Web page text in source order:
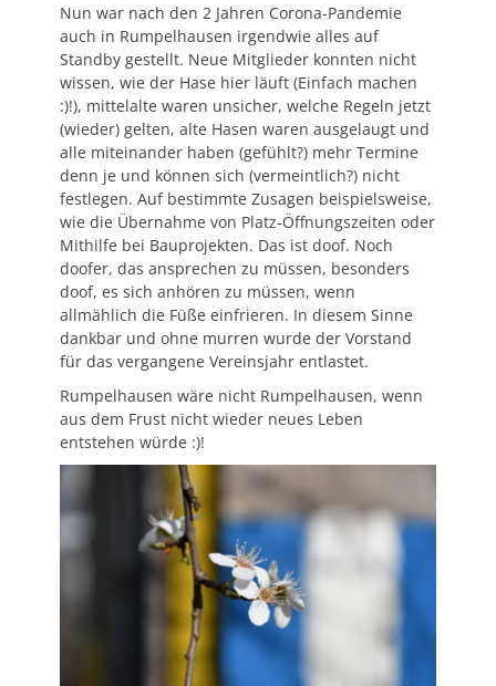
Nun war nach den 2 Jahren Corona-Pandemie
auch in Rumpelhausen irgendwie alles auf
Standby gestellt. Neue Mitglieder konnten nicht
wissen, wie der Hase hier läuft (Einfach machen
:)!), mittelalte waren unsicher, welche Regeln jetzt
(wieder) gelten, alte Hasen waren ausgelaugt und
alle miteinander haben (gefühlt?) mehr Termine
denn je und können sich (vermeintlich?) nicht
festlegen. Auf bestimmte Zusagen beispielsweise,
wie die Übernahme von Platz-Öffnungszeiten oder
Mithilfe bei Bauprojekten. Das ist doof. Noch
doofer, das ansprechen zu müssen, besonders
doof, es sich anhören zu müssen, wenn
allmählich die Füße einfrieren. In diesem Sinne
dankbar und ohne murren wurde der Vorstand
für das vergangene Vereinsjahr entlastet.
Rumpelhausen wäre nicht Rumpelhausen, wenn
aus dem Frust nicht wieder neues Leben
entstehen würde :)!